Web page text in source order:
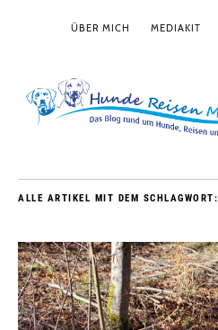
ÜBER MICH MEDIAKIT
ALLE ARTIKEL MIT DEM SCHLAGWORT: